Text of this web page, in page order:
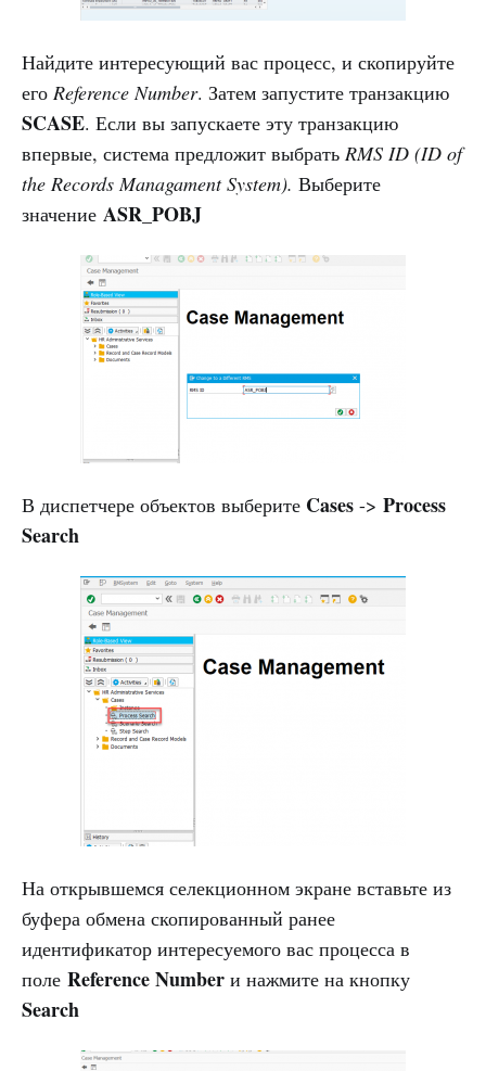
Найдите интересующий вас процесс, и скопируйте
его Reference Number. Затем запустите транзакцию
SCASE. Если вы запускаете эту транзакцию
впервые, система предложит выбрать RMS ID (ID of
the Records Managament System). Выберите
значение ASR_POBJ
В диспетчере объектов выберите Cases -> Process
Search
На открывшемся селекционном экране вставьте из
буфера обмена скопированный ранее
идентификатор интересуемого вас процесса в
поле Reference Number и нажмите на кнопку
Search